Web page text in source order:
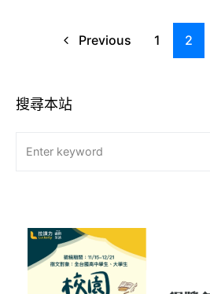
Previous 1 2
搜尋本站